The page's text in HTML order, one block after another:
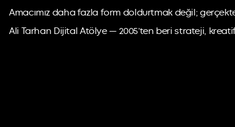
Amacımız daha fazla form doldurtmak değil;
Ali Tarhan Dijital Atölye — 2005’ten beri strateji,